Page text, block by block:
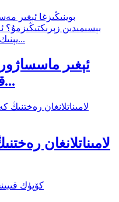
ئېغىر
قىلىشىدىن زېرىكتىڭىز...
لامىناتلانغان